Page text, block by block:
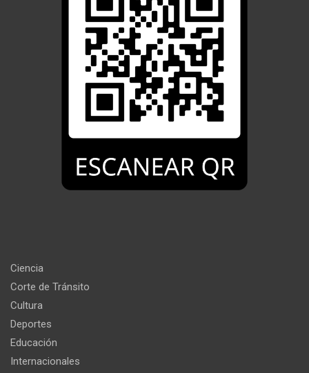
Ciencia
Corte de Tránsito
Cultura
Deportes
Educación
Internacionales